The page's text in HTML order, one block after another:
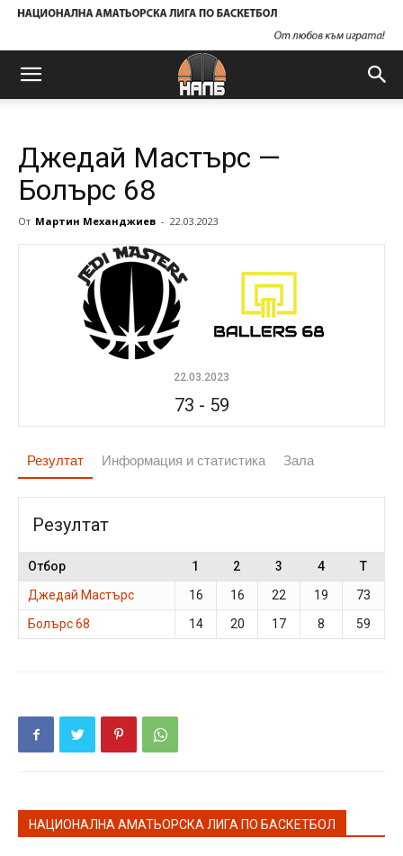
Джедай Мастърс —
Болърс 68
От Мартин Механджиев - 22.03.2023
22.03.2023
73 - 59
Резултат Информация и статистика Зала
Резултат
Отбор 1 2 3 4
T
Джедай Мастърс
16 16 22 19
73
Болърс 68
14 20 17 8 59
НАЦИОНАЛНА АМАТЬОРСКА ЛИГА ПО БАСКЕТБОЛ